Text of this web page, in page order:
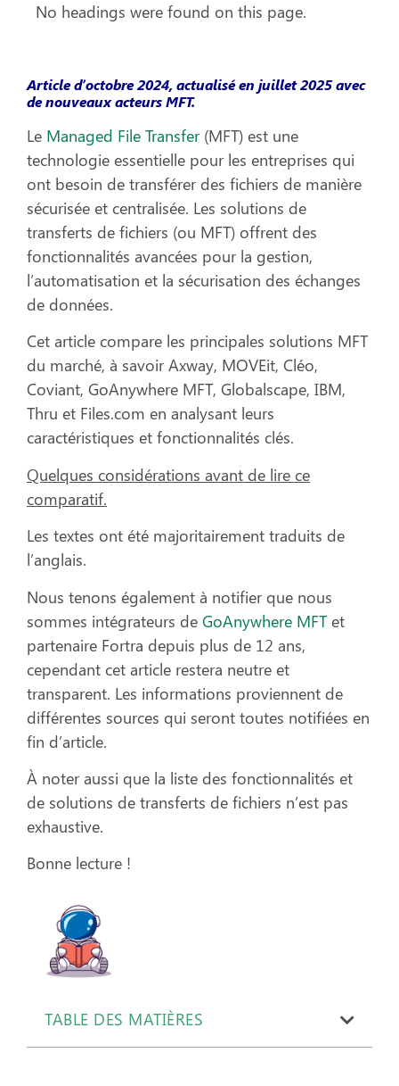
No headings were found on this page.
Article d’octobre 2024, actualisé en juillet 2025 avec
de nouveaux acteurs MFT.
Le Managed File Transfer(MFT) est une
technologie essentielle pour les entreprises qui
ont besoin de transférer des fichiers de manière
sécurisée et centralisée. Les solutions de
transferts de fichiers (ou MFT) offrent des
fonctionnalités avancées pour la gestion,
l’automatisation et la sécurisation des échanges
de données.
Cet article compare les principales solutions MFT
du marché, à savoir Axway, MOVEit, Cléo,
Coviant, GoAnywhere MFT, Globalscape, IBM,
Thru et Files.com en analysant leurs
caractéristiques et fonctionnalités clés.
Quelques considérations avant de lire ce
comparatif.
Les textes ont été majoritairement traduits de
l’anglais.
Nous tenons également à notifier que nous
sommes intégrateurs de GoAnywhere MFTet
partenaire Fortra depuis plus de 12 ans,
cependant cet article restera neutre et
transparent. Les informations proviennent de
différentes sources qui seront toutes notifiées en
fin d’article.
À noter aussi que la liste des fonctionnalités et
de solutions de transferts de fichiers n’est pas
exhaustive.
Bonne lecture !
TABLE DES MATIÈRES